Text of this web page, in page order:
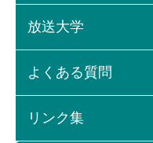
放送大学
よくある質問
リンク集